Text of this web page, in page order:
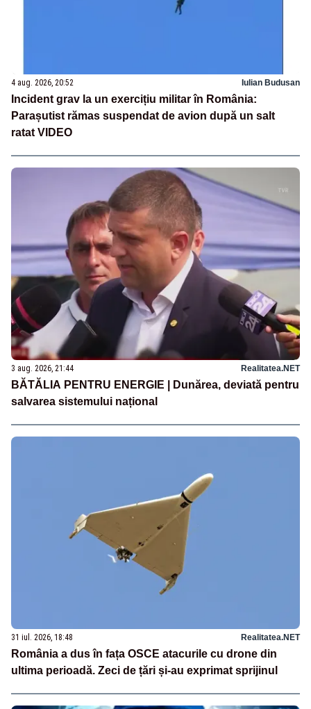
4 aug. 2026, 20:52 Iulian Budusan
Incident grav la un exercițiu militar în România:
Parașutist rămas suspendat de avion după un salt
ratat VIDEO
3 aug. 2026, 21:44 Realitatea.NET
BĂTĂLIA PENTRU ENERGIE | Dunărea, deviată pentru
salvarea sistemului național
31 iul. 2026, 18:48 Realitatea.NET
România a dus în fața OSCE atacurile cu drone din
ultima perioadă. Zeci de țări și-au exprimat sprijinul